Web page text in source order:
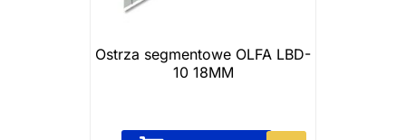
Ostrza segmentowe OLFA LBD-
10 18MM